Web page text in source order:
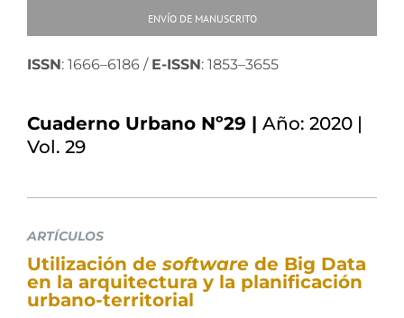
ENVÍO DE MANUSCRITO
ISSN: 1666–6186 / E-ISSN: 1853–3655
Cuaderno Urbano Nº29 | Año: 2020 |
Vol. 29
ARTÍCULOS
Utilización de software de Big Data
en la arquitectura y la planificación
urbano-territorial